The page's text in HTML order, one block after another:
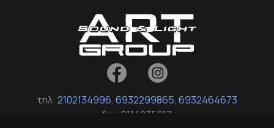
τηλ: 2102134996, 6932299865, 6932464673
fax: 2114035017